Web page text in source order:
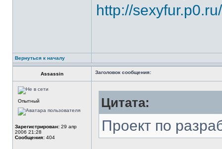
http://
Вернуться к началу
Assassin Заголовок сообщения:
Опытный
Зарегистрирован: 29 апр
2006 21:28
Сообщения: 404
Цитата:
Проект по